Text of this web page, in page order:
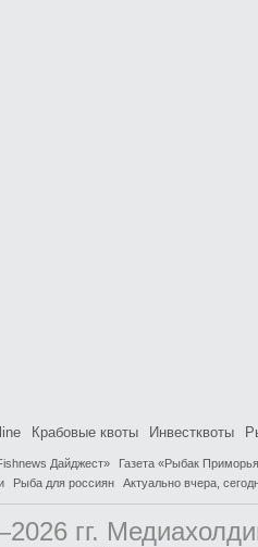
Крабовые квоты Инвестквоты
Дайджест»
Газета «Рыбак
Рыба для россиян Актуально вчера,
гг.